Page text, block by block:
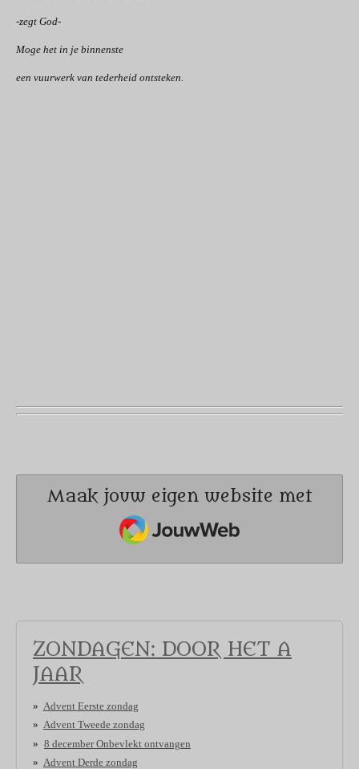
-zegt God-
Moge het in je binnenste
een vuurwerk van tederheid ontsteken.
Maak jouw eigen website met
JouwWeb
ZONDAGEN: DOOR HET A
JAAR
Advent Eerste zondag
Advent Tweede zondag
8 december Onbevlekt ontvangen
Advent Derde zondag